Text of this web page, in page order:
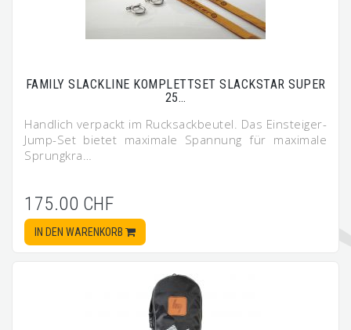
FAMILY SLACKLINE KOMPLETTSET SLACKSTAR SUPER
25…
Handlich verpackt im Rucksackbeutel. Das Einsteiger-
Jump-Set bietet maximale Spannung für maximale
Sprungkra…
175.00 CHF
IN DEN WARENKORB